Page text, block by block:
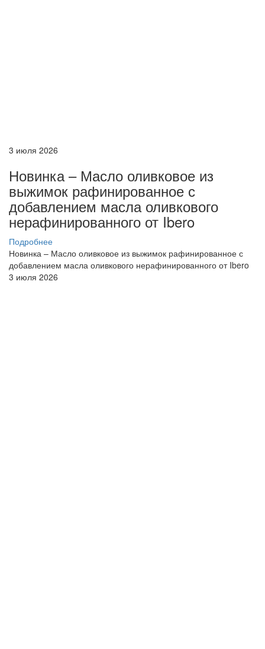
3 июля 2026
Новинка – Масло оливковое из
выжимок рафинированное с
добавлением масла оливкового
нерафинированного от Ibero
Подробнее
Новинка – Масло оливковое из выжимок рафинированное с
добавлением масла оливкового нерафинированного от Ibero
3 июля 2026